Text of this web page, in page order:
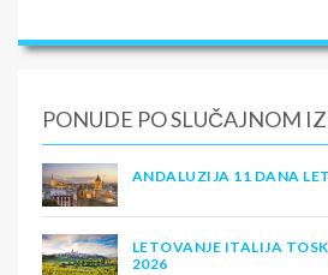
PONUDE PO SLUČAJNOM
ANDALUZIJA 11 DANA
LETOVANJE ITALIJA
2026